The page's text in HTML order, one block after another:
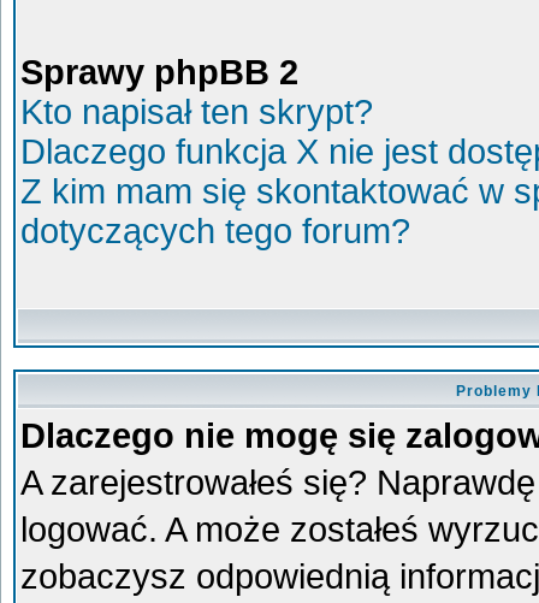
Sprawy phpBB 2
Kto napisał ten skrypt?
Dlaczego funkcja X nie jest
Z kim mam się skontaktować w
dotyczących tego forum?
Problemy
Dlaczego nie mogę się
A zarejestrowałeś się?
logować. A może zostałeś
zobaczysz odpowiednią